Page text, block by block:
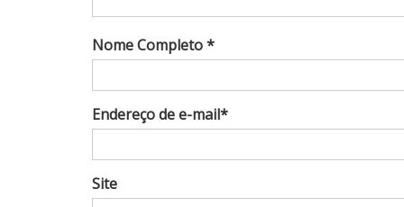
Nome Completo *
Endereço de e-mail*
Site